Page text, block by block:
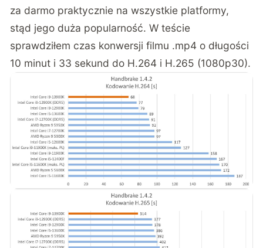
za darmo praktycznie na wszystkie platformy,
stąd jego duża popularność. W teście
sprawdziłem czas konwersji filmu .mp4 o długości
10 minut i 33 sekund do H.264 i H.265 (1080p30).